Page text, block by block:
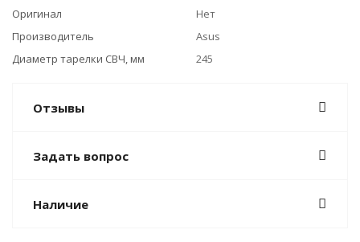
Оригинал
Нет
Производитель
Asus
Диаметр тарелки СВЧ, мм
245
Отзывы
Задать вопрос
Наличие